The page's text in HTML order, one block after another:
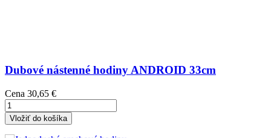
Dubové nástenné hodiny ANDROID 33cm
Cena 30,65 €
Vložiť do košíka